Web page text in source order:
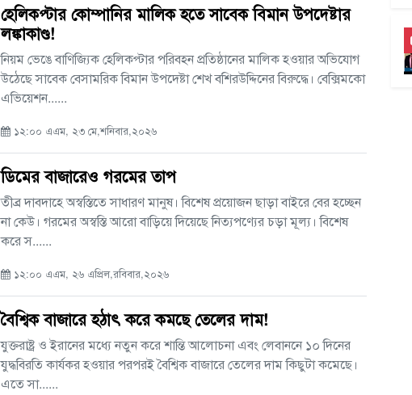
হেলিকপ্টার কোম্পানির মালিক হতে সাবেক বিমান উপদেষ্টার
লঙ্কাকাণ্ড!
নিয়ম ভেঙে বাণিজ্যিক হেলিকপ্টার পরিবহন প্রতিষ্ঠানের মালিক হওয়ার অভিযোগ
উঠেছে সাবেক বেসামরিক বিমান উপদেষ্টা শেখ বশিরউদ্দিনের বিরুদ্ধে। বেক্সিমকো
এভিয়েশন......
১২:০০ এএম, ২৩ মে,শনিবার,২০২৬
ডিমের বাজারেও গরমের তাপ
তীব্র দাবদাহে অস্বস্তিতে সাধারণ মানুষ। বিশেষ প্রয়োজন ছাড়া বাইরে বের হচ্ছেন
না কেউ। গরমের অস্বস্তি আরো বাড়িয়ে দিয়েছে নিত্যপণ্যের চড়া মূল্য। বিশেষ
করে স......
১২:০০ এএম, ২৬ এপ্রিল,রবিবার,২০২৬
বৈশ্বিক বাজারে হঠাৎ করে কমছে তেলের দাম!
যুক্তরাষ্ট্র ও ইরানের মধ্যে নতুন করে শান্তি আলোচনা এবং লেবাননে ১০ দিনের
যুদ্ধবিরতি কার্যকর হওয়ার পরপরই বৈশ্বিক বাজারে তেলের দাম কিছুটা কমেছে।
এতে সা......